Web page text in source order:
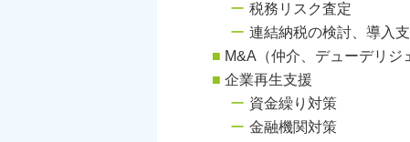
税務リスク査定
連結納税の検討、導入
M&A（仲介、デューデリジ
企業再生支援
資金繰り対策
金融機関対策